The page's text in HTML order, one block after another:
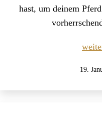
hast, um deinem
Wie
eine
AOE
19.